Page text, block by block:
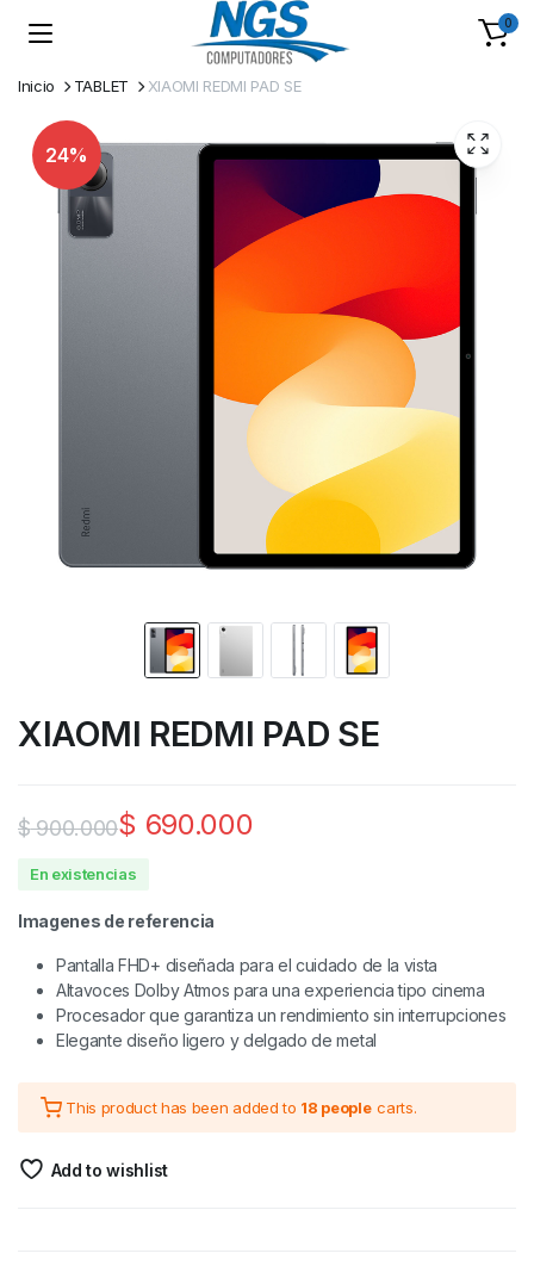
0
Inicio TABLET XIAOMI REDMI PAD SE
24%
XIAOMI REDMI PAD SE
$900.000$ 690.000
En existencias
Imagenes de referencia
Pantalla FHD+ diseñada para el cuidado de la vista
Altavoces Dolby Atmos para una experiencia tipo cinema
Procesador que garantiza un rendimiento sin interrupciones
Elegante diseño ligero y delgado de metal
This product has been added to 18 people carts.
Add to wishlist